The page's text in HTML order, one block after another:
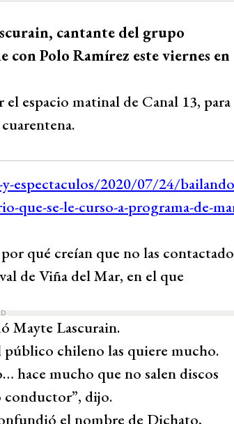
cantante del grupo
Polo Ramírez este viernes en
espacio matinal de Canal 13, para
qué creían que no las contactado
de Viña del Mar, en el que
Mayte Lascurain.
público chileno las quiere mucho.
hace mucho que no salen discos
conductor”, dijo.
el nombre de Dichato,